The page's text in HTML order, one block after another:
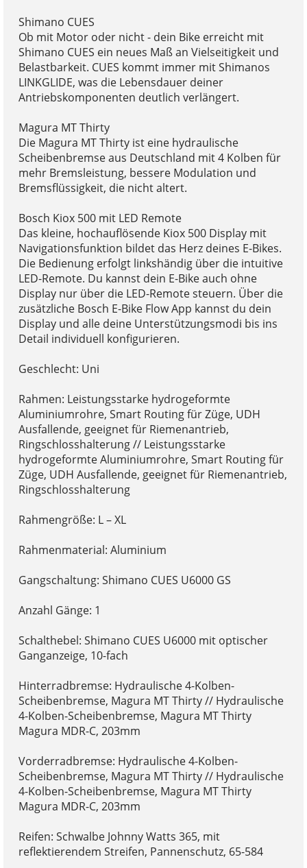
Shimano CUES
Ob mit Motor oder nicht - dein Bike erreicht mit
Shimano CUES ein neues Maß an Vielseitigkeit und
Belastbarkeit. CUES kommt immer mit Shimanos
LINKGLIDE, was die Lebensdauer deiner
Antriebskomponenten deutlich verlängert.
Magura MT Thirty
Die Magura MT Thirty ist eine hydraulische
Scheibenbremse aus Deutschland mit 4 Kolben für
mehr Bremsleistung, bessere Modulation und
Bremsflüssigkeit, die nicht altert.
Bosch Kiox 500 mit LED Remote
Das kleine, hochauflösende Kiox 500 Display mit
Navigationsfunktion bildet das Herz deines E-Bikes.
Die Bedienung erfolgt linkshändig über die intuitive
LED-Remote. Du kannst dein E-Bike auch ohne
Display nur über die LED-Remote steuern. Über die
zusätzliche Bosch E-Bike Flow App kannst du dein
Display und alle deine Unterstützungsmodi bis ins
Detail individuell konfigurieren.
Geschlecht: Uni
Rahmen: Leistungsstarke hydrogeformte
Aluminiumrohre, Smart Routing für Züge, UDH
Ausfallende, geeignet für Riemenantrieb,
Ringschlosshalterung // Leistungsstarke
hydrogeformte Aluminiumrohre, Smart Routing für
Züge, UDH Ausfallende, geeignet für Riemenantrieb,
Ringschlosshalterung
Rahmengröße: L – XL
Rahmenmaterial: Aluminium
Gangschaltung: Shimano CUES U6000 GS
Anzahl Gänge: 1
Schalthebel: Shimano CUES U6000 mit optischer
Ganganzeige, 10-fach
Hinterradbremse: Hydraulische 4-Kolben-
Scheibenbremse, Magura MT Thirty // Hydraulische
4-Kolben-Scheibenbremse, Magura MT Thirty
Magura MDR-C, 203mm
Vorderradbremse: Hydraulische 4-Kolben-
Scheibenbremse, Magura MT Thirty // Hydraulische
4-Kolben-Scheibenbremse, Magura MT Thirty
Magura MDR-C, 203mm
Reifen: Schwalbe Johnny Watts 365, mit
reflektierendem Streifen, Pannenschutz, 65-584